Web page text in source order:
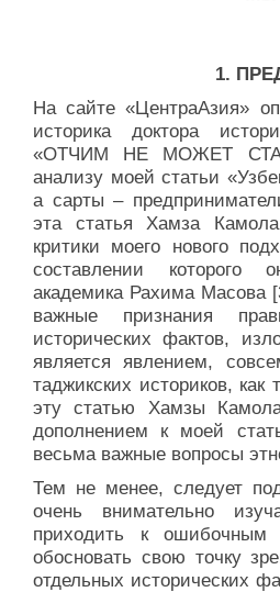
1.
На сайте «ЦентраАзия»
историка доктора
«ОТЧИМ НЕ МОЖЕТ
анализу моей статьи
а сарты –
эта статья Хамза
критики моего нового
составлении которого
академика Рахима Масова
важные признания
исторических фактов,
является явлением,
таджикских историков,
эту статью Хамзы
дополнением к моей
весьма важные вопросы
Тем не менее, следует
очень внимательно
приходить к
обосновать свою точку
отдельных исторических